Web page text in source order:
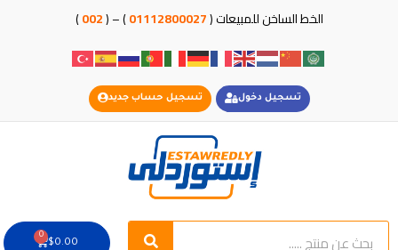
الخط الساخن للمبيعات (01112800027
) – (
002
)
تسجيل دخول تسجيل حساب جديد
Search
Search
$0.00
0
Cart